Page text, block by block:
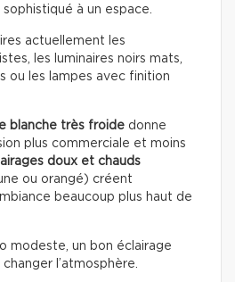
à un espace.
actuellement les
les luminaires noirs mats,
ou les lampes avec finition
blanche très froide donne
plus commerciale et moins
doux et chauds
ou orangé) créent
beaucoup plus haut de
modeste, un bon éclairage
l’atmosphère.